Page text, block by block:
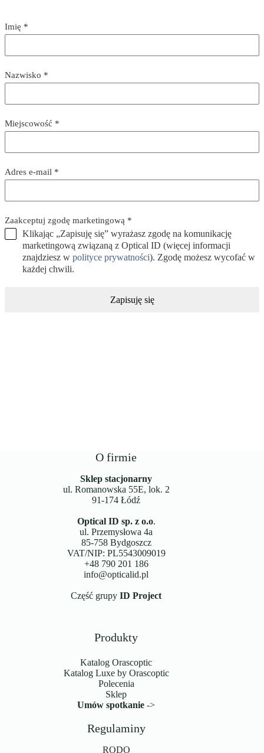
Imię *
Nazwisko *
Miejscowość *
Adres e-mail *
Zaakceptuj zgodę marketingową *
Klikając „Zapisuję się” wyrażasz zgodę na komunikację
marketingową związaną z Optical ID (więcej informacji
znajdziesz w polityce prywatności). Zgodę możesz wycofać w
każdej chwili.
Zapisuję się
O firmie
Sklep stacjonarny
ul. Romanowska 55E, lok. 2
91-174 Łódź
Optical ID sp. z o.o.
ul. Przemysłowa 4a
85-758 Bydgoszcz
VAT/NIP: PL5543009019
+48 790 201 186
info@opticalid.pl
Część grupyID Project
Produkty
Katalog Orascoptic
Katalog Luxe by Orascoptic
Polecenia
Sklep
Umów spotkanie ->
Regulaminy
RODO